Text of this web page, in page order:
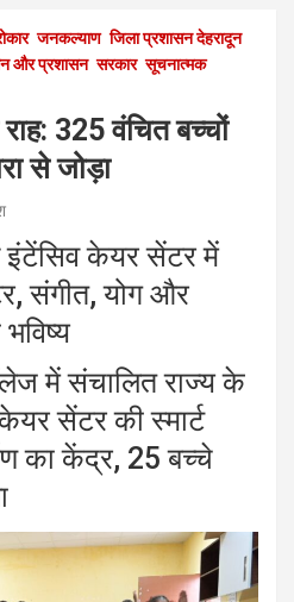
जनकल्याण जिला प्रशासन देहरादून
और प्रशासन सरकार सूचनात्मक
325 वंचित बच्चों
से जोड़ा
इंटेंसिव केयर सेंटर में
संगीत, योग और
में संचालित राज्य के
सेंटर की स्मार्ट
का केंद्र, 25 बच्चे